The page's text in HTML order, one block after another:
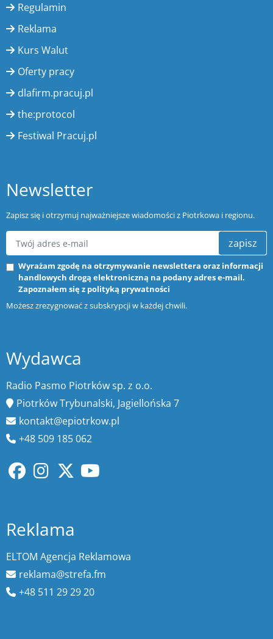
Regulamin
Reklama
Kurs Walut
Oferty pracy
dlafirm.pracuj.pl
the:protocol
Festiwal Pracuj.pl
Newsletter
Zapisz się i otrzymuj najważniejsze wiadomości z Piotrkowa i regionu.
zapisz
Wyrażam zgodę na otrzymywanie newslettera oraz informacji
handlowych drogą elektroniczną na podany adres e-mail.
Zapoznałem się z polityką prywatności
Możesz zrezygnować z subskrypcji w każdej chwili.
Wydawca
Radio Pasmo Piotrków sp. z o.o.
Piotrków Trybunalski, Jagiellońska 7
kontakt@epiotrkow.pl
+48 509 185 062
Reklama
ELTOM Agencja Reklamowa
reklama@strefa.fm
+48 511 29 29 20